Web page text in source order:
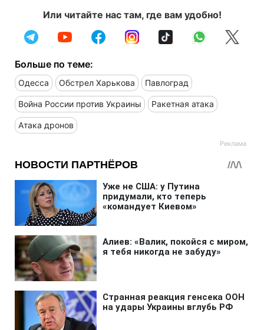
Или читайте нас там, где вам удобно!
Больше по теме:
Одесса Обстрел Харькова Павлоград
Война России против Украины Ракетная атака
Атака дронов